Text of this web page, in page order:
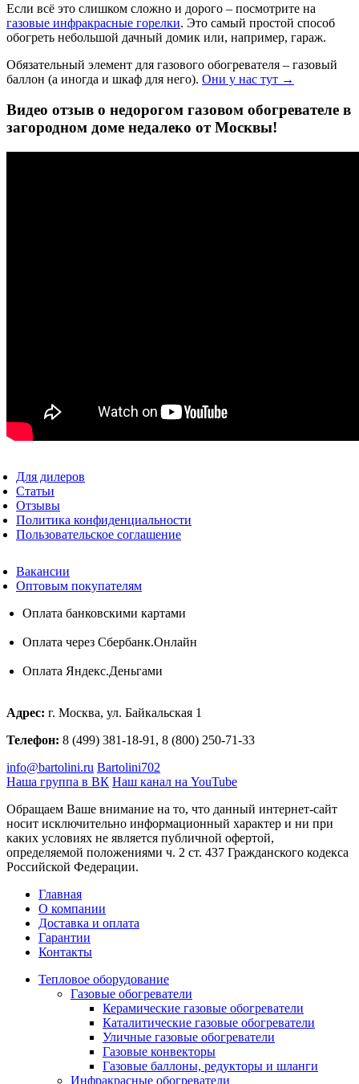
Если всё это слишком сложно и дорого – посмотрите на
газовые инфракрасные горелки. Это самый простой способ
обогреть небольшой дачный домик или, например, гараж.
Обязательный элемент для газового обогревателя – газовый
баллон (а иногда и шкаф для него). Они у нас тут →
Видео отзыв о недорогом газовом обогревателе в
загородном доме недалеко от Москвы!
Для дилеров
Статьи
Отзывы
Политика конфиденциальности
Пользовательское соглашение
Вакансии
Оптовым покупателям
Оплата банковскими картами
Оплата через Сбербанк.Онлайн
Оплата Яндекс.Деньгами
Адрес: г. Москва, ул. Байкальская 1
Телефон: 8 (499) 381-18-91, 8 (800) 250-71-33
info@bartolini.ru Bartolini702
Наша группа в ВК Наш канал на YouTube
Обращаем Ваше внимание на то, что данный интернет-сайт
носит исключительно информационный характер и ни при
каких условиях не является публичной офертой,
определяемой положениями ч. 2 ст. 437 Гражданского кодекса
Российской Федерации.
Главная
О компании
Доставка и оплата
Гарантии
Контакты
Тепловое оборудование
Газовые обогреватели
Керамические газовые обогреватели
Каталитические газовые обогреватели
Уличные газовые обогреватели
Газовые конвекторы
Газовые баллоны, редукторы и шланги
Инфракрасные обогреватели